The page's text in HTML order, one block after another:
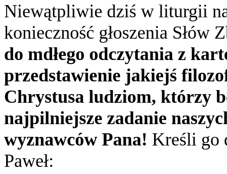
Niewątpliwie dziś w liturgii
konieczność głoszenia Słów
do mdłego odczytania z
przedstawienie jakiejś
Chrystusa ludziom, którzy
najpilniejsze zadanie
wyznawców Pana! Kreśli go
Paweł: